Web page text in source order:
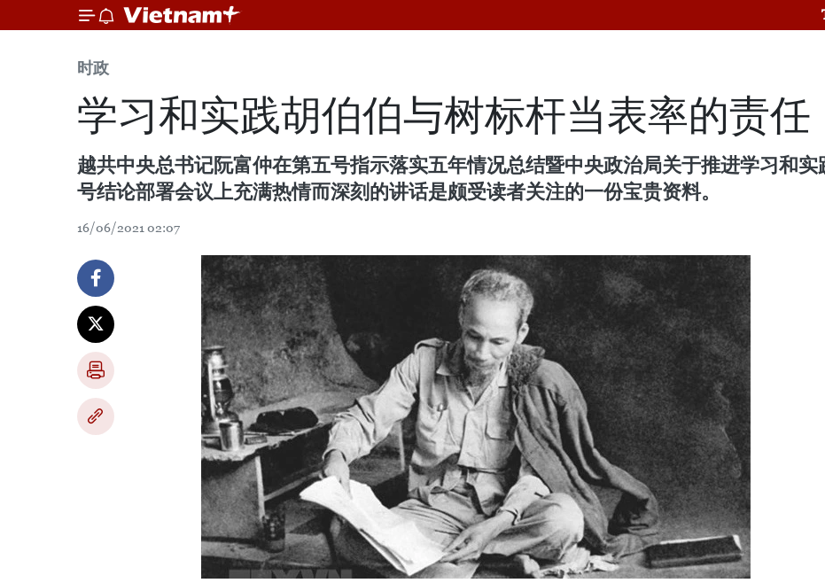
时政
学习和实践胡伯伯与树标杆当表率的责任
越共中央总书记阮富仲在第五号指示落实五年情况总结暨中央政治局关于推进学习和
号结论部署会议上充满热情而深刻的讲话是颇受读者关注的一份宝贵资料。
16/06/2021 02:07